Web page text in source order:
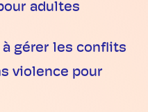
adultes
à gérer les conflits
violence pour